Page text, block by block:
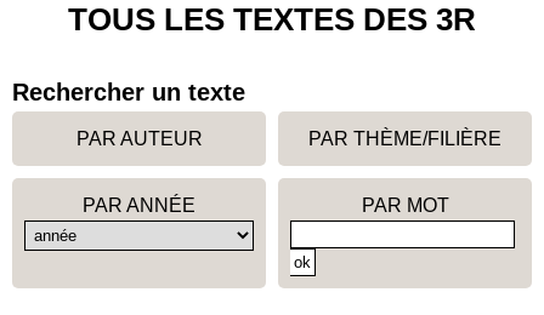
TOUS LES TEXTES DES 3R
Rechercher un texte
PAR AUTEUR PAR THÈME/FILIÈRE
PAR ANNÉE PAR MOT